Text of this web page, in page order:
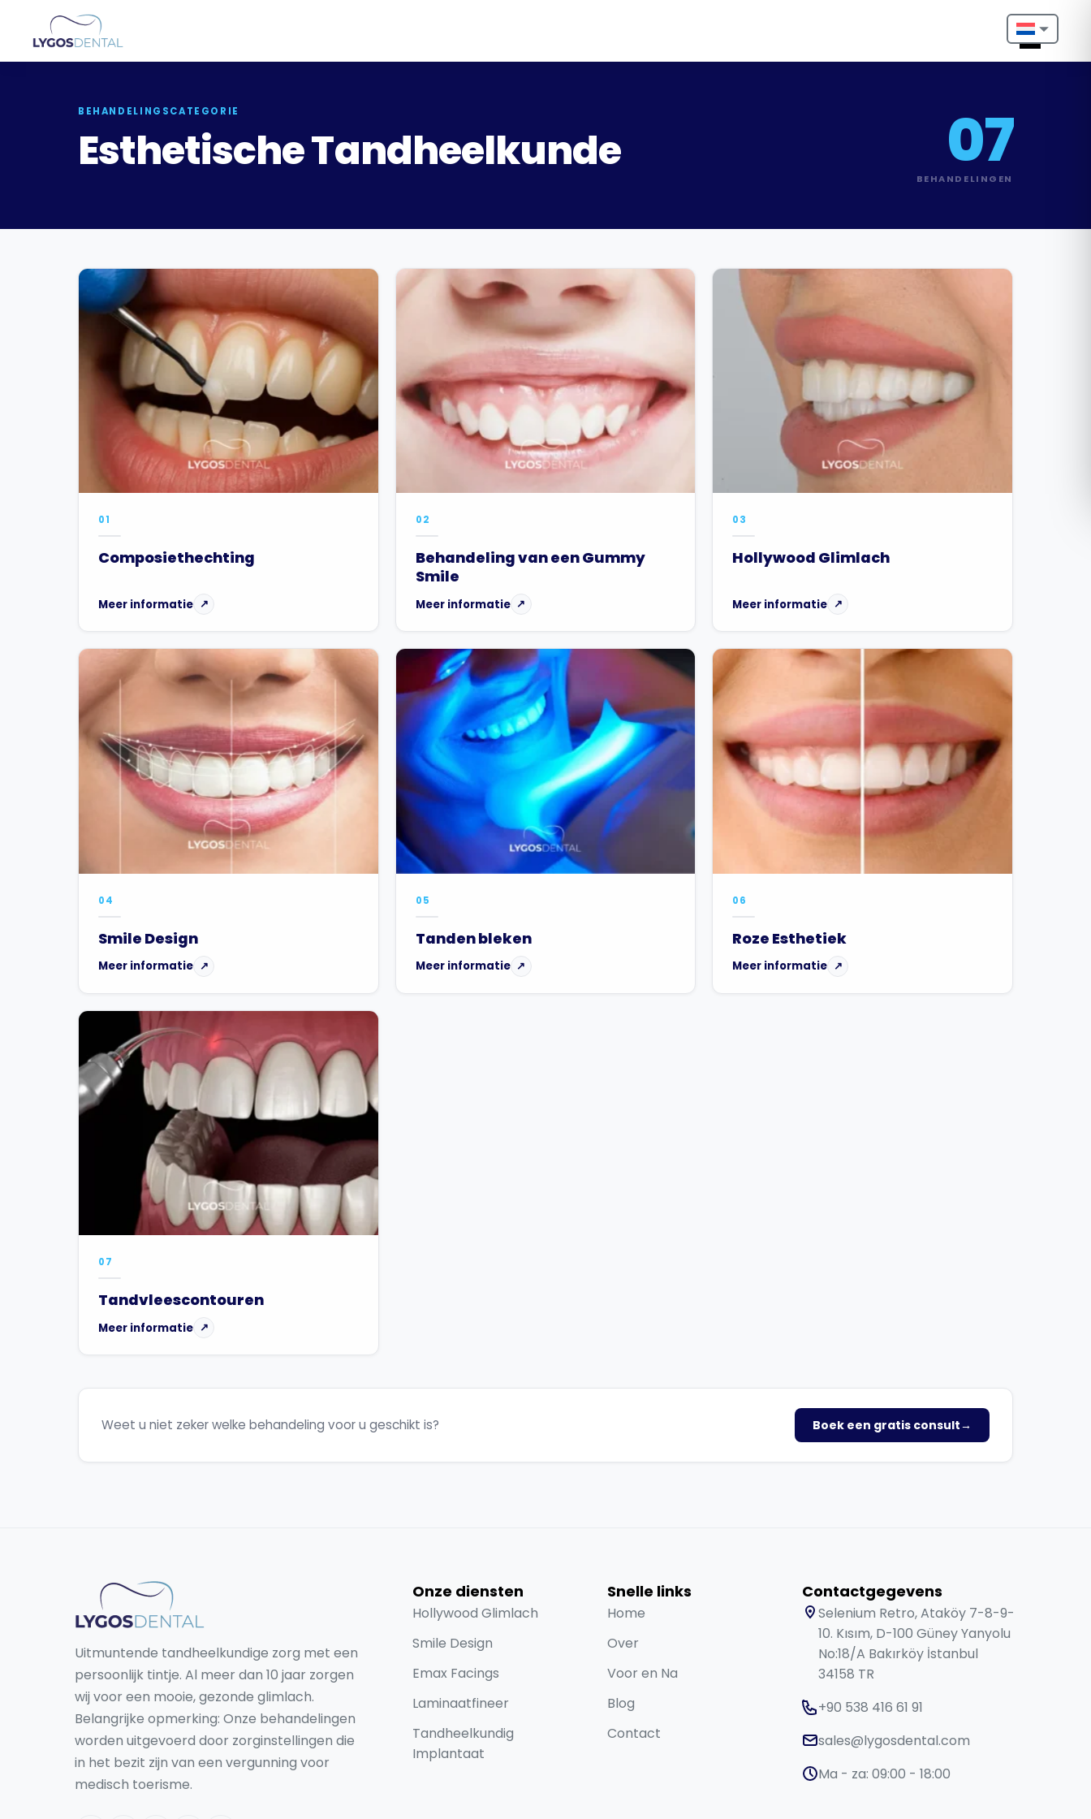
Nederlands
Français
BEHANDELINGSCATEGORIE
Esthetische Tandheelkunde 07
BEHANDELINGEN
01
Composiethechting
Meer informatie ↗
02
Behandeling van een Gummy
Smile
Meer informatie ↗
03
Hollywood Glimlach
Meer informatie ↗
04
Smile Design
Meer informatie ↗
05
Tanden bleken
Meer informatie ↗
06
Roze Esthetiek
Meer informatie ↗
07
Tandvleescontouren
Meer informatie ↗
Weet u niet zeker welke behandeling voor u geschikt is? Boek een gratis consult→
Uitmuntende tandheelkundige zorg met een
persoonlijk tintje. Al meer dan 10 jaar zorgen
wij voor een mooie, gezonde glimlach.
Belangrijke opmerking: Onze behandelingen
worden uitgevoerd door zorginstellingen die
in het bezit zijn van een vergunning voor
medisch toerisme.
Onze diensten
Hollywood Glimlach
Smile Design
Emax Facings
Laminaatfineer
Tandheelkundig
Implantaat
Snelle links
Home
Over
Voor en Na
Blog
Contact
Contactgegevens
Selenium Retro, Ataköy 7-8-9-
10. Kısım, D-100 Güney Yanyolu
No:18/A Bakırköy İstanbul
34158 TR
+90 538 416 61 91
sales@lygosdental.com
Ma - za: 09:00 - 18:00